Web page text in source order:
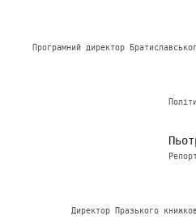
Програмний директор
Директор Празького